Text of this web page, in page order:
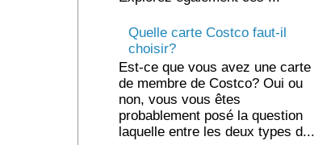
Quelle carte Costco faut-il
choisir?
Est-ce que vous avez une carte
de membre de Costco? Oui ou
non, vous vous êtes
probablement posé la question
laquelle entre les deux types d...